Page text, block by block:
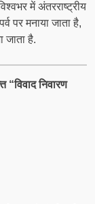
में अंतरराष्ट्रीय
पर मनाया जाता है,
जाता है.
“विवाद निवारण